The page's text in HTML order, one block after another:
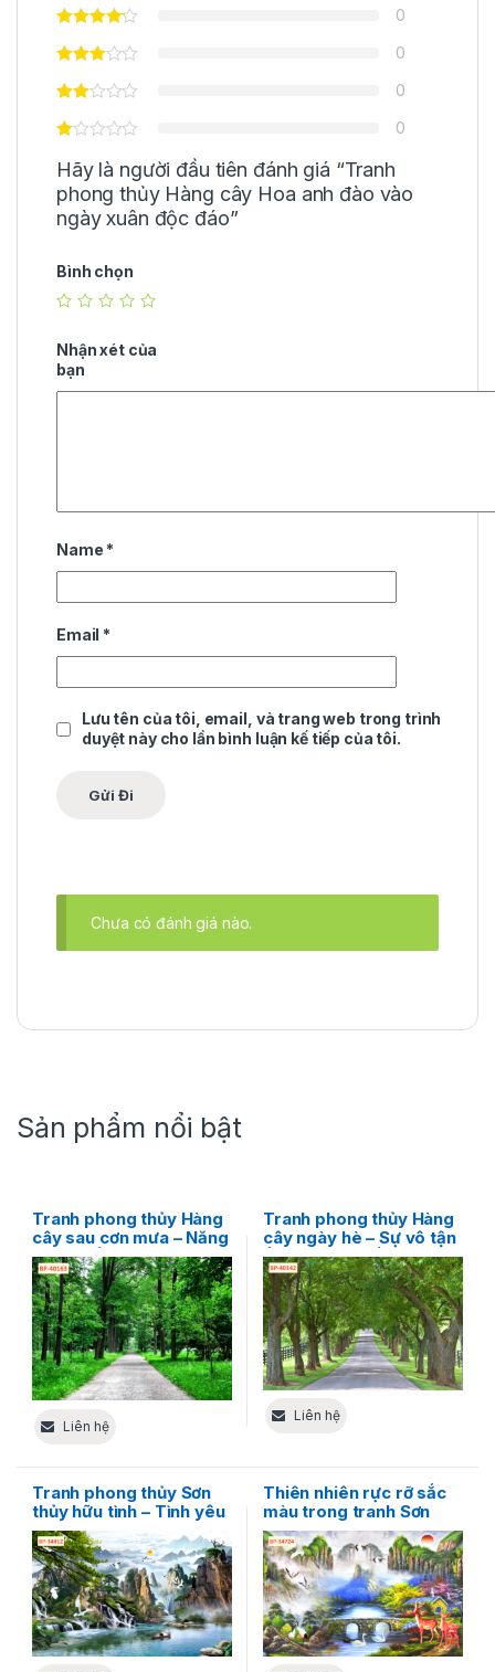
0
0
0
0
Hãy là người đầu tiên đánh giá “Tranh
phong thủy Hàng cây Hoa anh đào vào
ngày xuân độc đáo”
Bình chọn
Nhận xét của
bạn
Name *
Email *
Lưu tên của tôi, email, và trang web trong trình
duyệt này cho lần bình luận kế tiếp của tôi.
Chưa có đánh giá nào.
Sản phẩm nổi bật
Tranh phong thủy Hàng
cây sau cơn mưa – Năng
lượng sống được nạp
đầy
Liên hệ
Tranh phong thủy Hàng
cây ngày hè – Sự vô tận
ẩn trong sự sống tràn
đầy
Liên hệ
Tranh phong thủy Sơn
thủy hữu tình – Tình yêu
và sự tự do của thiên
nhiên
Thiên nhiên rực rỡ sắc
màu trong tranh Sơn
thủy hữu tình độc đáo